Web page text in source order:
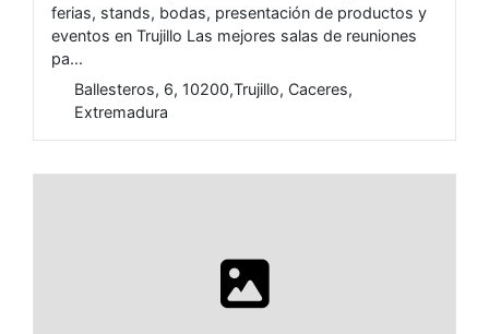
ferias, stands, bodas, presentación de productos y
eventos en Trujillo Las mejores salas de reuniones
pa...
Ballesteros, 6, 10200,Trujillo, Caceres,
Extremadura